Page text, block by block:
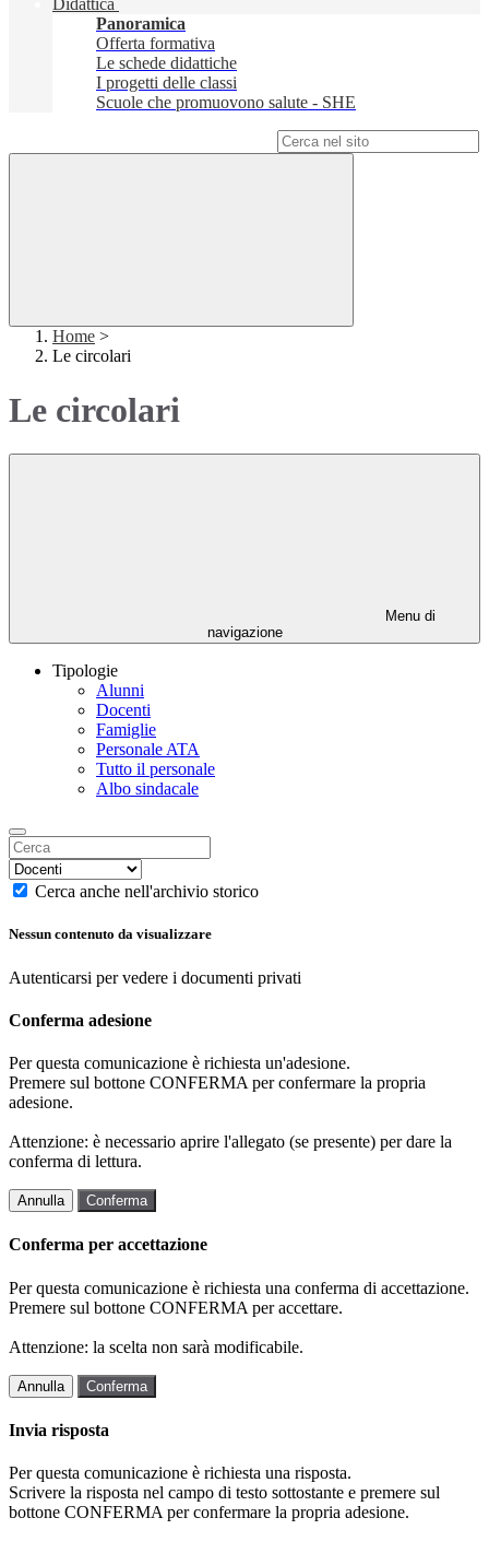
Didattica
Panoramica
Offerta formativa
Le schede didattiche
I progetti delle classi
Scuole che promuovono salute - SHE
Home >
Le circolari
Le circolari
Menu di
navigazione
Tipologie
Alunni
Docenti
Famiglie
Personale ATA
Tutto il personale
Albo sindacale
Cerca anche nell'archivio storico
Nessun contenuto da visualizzare
Autenticarsi per vedere i documenti privati
Conferma adesione
Per questa comunicazione è richiesta un'adesione.
Premere sul bottone CONFERMA per confermare la propria
adesione.
Attenzione: è necessario aprire l'allegato (se presente) per dare la
conferma di lettura.
Annulla Conferma
Conferma per accettazione
Per questa comunicazione è richiesta una conferma di accettazione.
Premere sul bottone CONFERMA per accettare.
Attenzione: la scelta non sarà modificabile.
Annulla Conferma
Invia risposta
Per questa comunicazione è richiesta una risposta.
Scrivere la risposta nel campo di testo sottostante e premere sul
bottone CONFERMA per confermare la propria adesione.